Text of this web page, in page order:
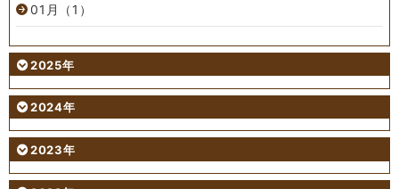
01月（1）
2025年
2024年
2023年